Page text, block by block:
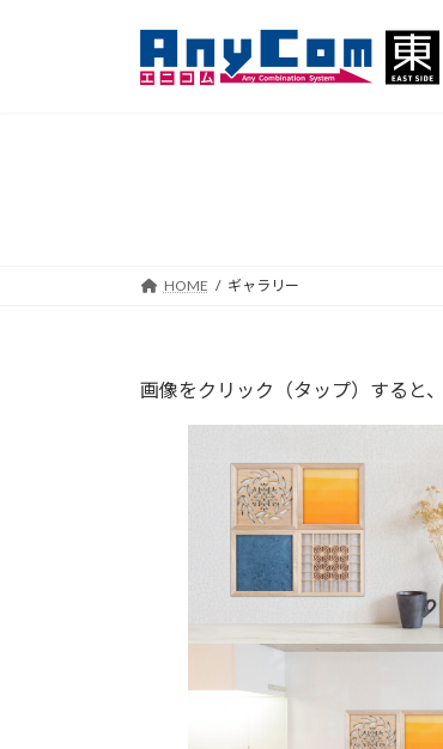
HOME ギャラリー
画像をクリック（タップ）すると